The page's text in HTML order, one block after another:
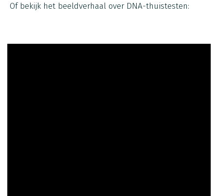
Of bekijk het beeldverhaal over DNA-thuistesten: